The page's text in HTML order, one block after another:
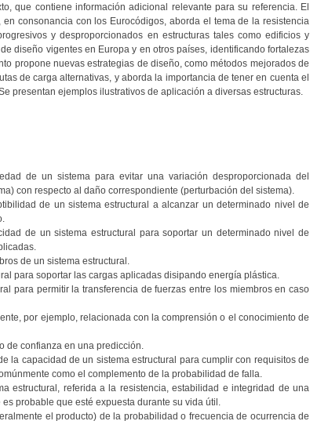
de
flecha
arriba/abajo
para
aumentar
o
disminuir
que contiene información adicional relevante para su referencia. El
consonancia con los Eurocódigos, aborda el tema de la resistencia
y desproporcionados en estructuras tales como edificios y
diseño vigentes en Europa y en otros países, identificando fortalezas
propone nuevas estrategias de diseño, como métodos mejorados de
de carga alternativas, y aborda la importancia de tener en cuenta el
presentan ejemplos ilustrativos de aplicación a diversas estructuras.
de un sistema para evitar una variación desproporcionada del
con respecto al daño correspondiente (perturbación del sistema).
de un sistema estructural a alcanzar un determinado nivel de
de un sistema estructural para soportar un determinado nivel de
de un sistema estructural.
para soportar las cargas aplicadas disipando energía plástica.
para permitir la transferencia de fuerzas entre los miembros en caso
por ejemplo, relacionada con la comprensión o el conocimiento de
de confianza en una predicción.
la capacidad de un sistema estructural para cumplir con requisitos de
como el complemento de la probabilidad de falla.
estructural, referida a la resistencia, estabilidad e integridad de una
probable que esté expuesta durante su vida útil.
el producto) de la probabilidad o frecuencia de ocurrencia de